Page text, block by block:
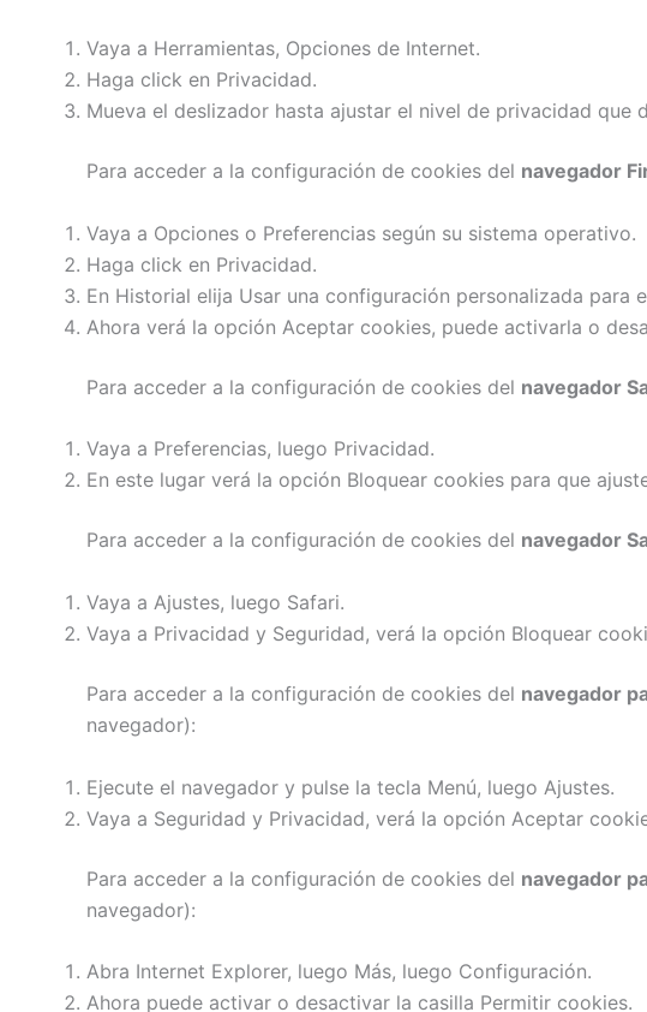
Vaya a Herramientas, Opciones de Internet.
Haga click en Privacidad.
Mueva el deslizador hasta ajustar el nivel de privacidad que
Para acceder a la configuración de cookies del navegador
Vaya a Opciones o Preferencias según su sistema operativo.
Haga click en Privacidad.
En Historial elija Usar una configuración personalizada para
Ahora verá la opción Aceptar cookies, puede activarla o
Para acceder a la configuración de cookies del navegador
Vaya a Preferencias, luego Privacidad.
En este lugar verá la opción Bloquear cookies para que
Para acceder a la configuración de cookies del navegador
Vaya a Ajustes, luego Safari.
Vaya a Privacidad y Seguridad, verá la opción Bloquear
Para acceder a la configuración de cookies del navegador
navegador):
Ejecute el navegador y pulse la tecla Menú, luego Ajustes.
Vaya a Seguridad y Privacidad, verá la opción Aceptar
Para acceder a la configuración de cookies del navegador
navegador):
Abra Internet Explorer, luego Más, luego Configuración.
Ahora puede activar o desactivar la casilla Permitir cookies.